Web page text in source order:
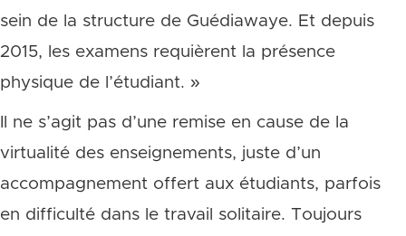
sein de la structure de Guédiawaye. Et depuis
2015, les examens requièrent la présence
physique de l’étudiant. »
Il ne s’agit pas d’une remise en cause de la
virtualité des enseignements, juste d’un
accompagnement offert aux étudiants, parfois
en difficulté dans le travail solitaire. Toujours